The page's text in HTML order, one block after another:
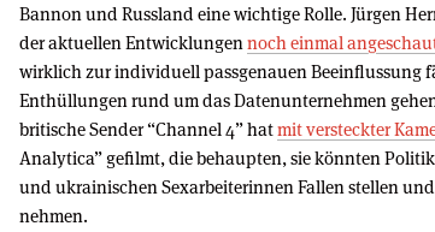
Bannon und Russland eine wichtige Rolle. Jürgen
der aktuellen Entwicklungen noch einmal
wirklich zur individuell passgenauen Beeinflussung
Enthüllungen rund um das Datenunternehmen
britische Sender “Channel 4” hatmit versteckter
Analytica” gefilmt, die behaupten, sie könnten
und ukrainischen Sexarbeiterinnen Fallen stellen
nehmen.